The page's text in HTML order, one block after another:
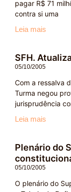
pagar R$ 71
contra si uma
Leia mais
SFH.
05/10/2005
Com a ressalva
Turma negou
jurisprudência
Leia mais
Plenário do
05/10/2005
O plenário do